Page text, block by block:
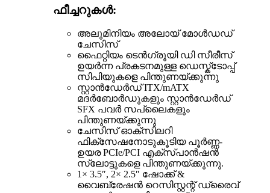
ഫീച്ചറുകൾ:
അലുമിനിയം അലോയ് മോൾഡഡ്
ചേസിസ്
ഫൈറ്റിയം ടെൻഗ്രൂയി ഡി സീരീസ്
ഉയർന്ന പ്രകടനമുള്ള ഡെസ്ക്ടോപ്പ്
സിപിയുകളെ പിന്തുണയ്ക്കുന്നു
സ്റ്റാൻഡേർഡ് ITX/mATX
മദർബോർഡുകളും സ്റ്റാൻഡേർഡ്
SFX പവർ സപ്ലൈകളും
പിന്തുണയ്ക്കുന്നു
ചേസിസ് ഓക്സിലറി
ഫിക്സേഷനോടുകൂടിയ പൂർണ്ണ-
ഉയര PCIe/PCI എക്സ്പാൻഷൻ
സ്ലോട്ടുകളെ പിന്തുണയ്ക്കുന്നു.
1× 3.5″, 2× 2.5″ ഷോക്ക് &
വൈബ്രേഷൻ റെസിസ്റ്റന്റ് ഡ്രൈവ്